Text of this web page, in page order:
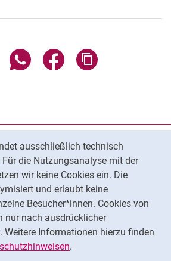
ausschließlich technisch
die Nutzungsanalyse mit der
wir keine Cookies ein. Die
und erlaubt keine
Besucher*innen. Cookies von
nur nach ausdrücklicher
Informationen hierzu finden
.
Seite über E-Mail teilen
Seite über WhatsApp teilen
Seite über Facebook